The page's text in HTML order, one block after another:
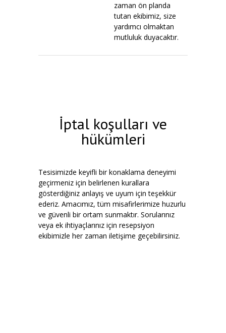
zaman ön planda
tutan ekibimiz, size
yardımcı olmaktan
mutluluk duyacaktır.
İptal koşulları ve
hükümleri
Tesisimizde keyifli bir konaklama deneyimi
geçirmeniz için belirlenen kurallara
gösterdiğiniz anlayış ve uyum için teşekkür
ederiz. Amacımız, tüm misafirlerimize huzurlu
ve güvenli bir ortam sunmaktır. Sorularınız
veya ek ihtiyaçlarınız için resepsiyon
ekibimizle her zaman iletişime geçebilirsiniz.